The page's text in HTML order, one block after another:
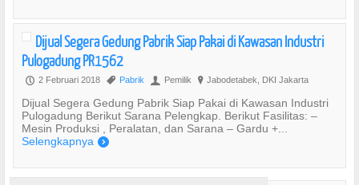
Dijual Segera Gedung Pabrik Siap Pakai di Kawasan Industri
Pulogadung PR1562
P 2 Februari 2018 , Pabrik U Pemilik ? Jabodetabek, DKI Jakarta
Dijual Segera Gedung Pabrik Siap Pakai di Kawasan Industri
Pulogadung Berikut Sarana Pelengkap. Berikut Fasilitas: –
Mesin Produksi , Peralatan, dan Sarana – Gardu +...
Selengkapnya )